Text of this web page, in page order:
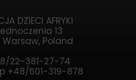
DZIECI AFRYKI
13
Warsaw, Poland
22-381-27-74
+48/601-319-878